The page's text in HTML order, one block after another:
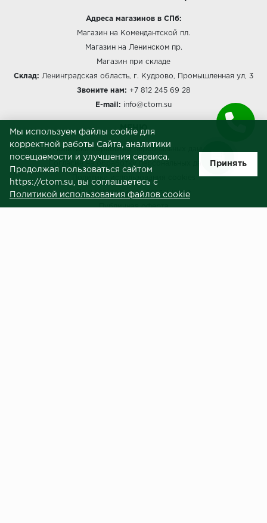
Адреса магазинов в СПб:
Магазин на Комендантской пл.
Магазин на Ленинском пр.
Магазин при складе
Склад: Ленинградская область, г. Кудрово, Промышленная ул, 3
Звоните нам: +7 812 245 69 28
E-mail: info@ctom.su
МЕНЮ
Политика обработки персональных данных
Согласие на обработку персональных данных
Пользовательское соглашение
Публичная оферта
Мы используем файлы cookie для
корректной работы Сайта, аналитики
посещаемости и улучшения сервиса.
Продолжая пользоваться сайтом
https://ctom.su, вы соглашаетесь с
Политикой использования файлов cookie
Принять